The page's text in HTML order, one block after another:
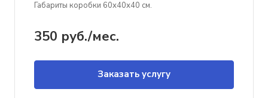
Габариты коробки 60х40х40 см.
350 руб./мес.
Заказать услугу